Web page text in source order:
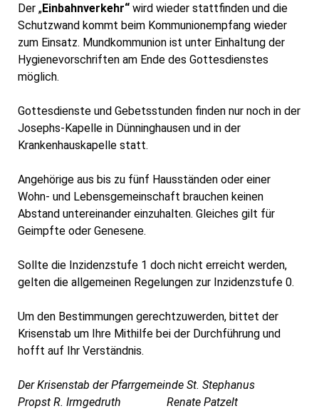
Der „Einbahnverkehr“ wird wieder stattfinden und die
Schutzwand kommt beim Kommunionempfang wieder
zum Einsatz. Mundkommunion ist unter Einhaltung der
Hygienevorschriften am Ende des Gottesdienstes
möglich.
Gottesdienste und Gebetsstunden finden nur noch in der
Josephs-Kapelle in Dünninghausen und in der
Krankenhauskapelle statt.
Angehörige aus bis zu fünf Hausständen oder einer
Wohn- und Lebensgemeinschaft brauchen keinen
Abstand untereinander einzuhalten. Gleiches gilt für
Geimpfte oder Genesene.
Sollte die Inzidenzstufe 1 doch nicht erreicht werden,
gelten die allgemeinen Regelungen zur Inzidenzstufe 0.
Um den Bestimmungen gerechtzuwerden, bittet der
Krisenstab um Ihre Mithilfe bei der Durchführung und
hofft auf Ihr Verständnis.
Der Krisenstab der Pfarrgemeinde St. Stephanus
Propst R. Irmgedruth Renate Patzelt